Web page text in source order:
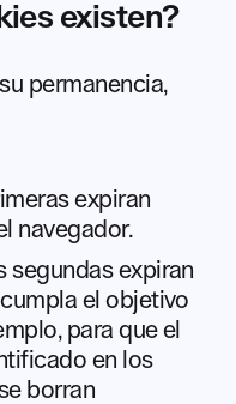
existen?
permanencia,
expiran
navegador.
segundas expiran
el objetivo
para que el
en los
borran